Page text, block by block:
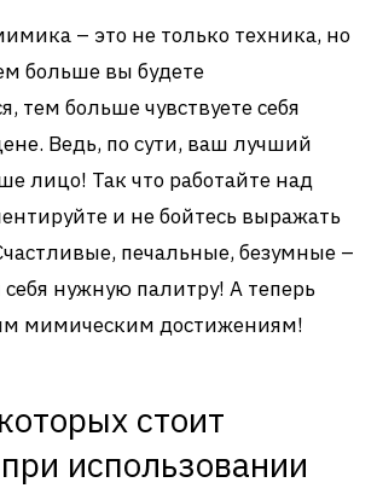
– это не только техника, но
больше вы будете
тем больше чувствуете себя
Ведь, по сути, ваш лучший
лицо! Так что работайте над
и не бойтесь выражать
печальные, безумные –
нужную палитру! А теперь
мимическим достижениям!
стоит
использовании